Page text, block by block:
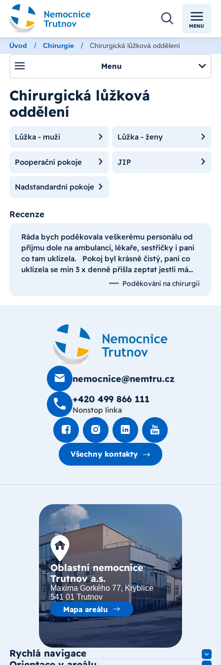
MENU
Úvod / Chirurgie / Chirurgická lůžková oddělení
Menu
Chirurgická lůžková
oddělení
Lůžka - muži Lůžka - ženy
Pooperační pokoje JIP
Nadstandardní pokoje
Recenze
Ráda bych poděkovala veškerému personálu od
příjmu dole na ambulanci, lékaře, sestřičky i paní
co tam uklízela. Pokoj byl krásně čistý, paní co
uklízela se min 3 x denně přišla zeptat jestli mám
dost čaje na pití. Operace proběhla skvěle, pan
sále a zdravotní bratr, co mě upevňoval na
operační lůžko. Cítila jsem z nich takový klid, že
ze mě spadl veškerý stres. Sestřičky se o mě
staraly s úsměvem na rtech a vždy s milým
slovem povzbuzení. Přístup a péči sestřiček bych
chtěla moc vyzdvihnout, jsou to vážně andělé.
Vaší nemocnici jsem si vybrala, protože manžel
byl v roce 2017 2 x hospitalizován na
chirurgickém oddělení a vždy velká spokojenost.
A, i když to k Vám máme skoro 100 km, budeme-
li potřebovat hospitalizaci na chirurgickém
oddělení a bude čas na výběr, určitě to bude zase
nemocnice v Trutnově. Ještě jednou srdečně
děkuji za Vaši péči. M.H.
Poděkování na chirurgii
nemocnice@nemtru.cz
+420 499 8­66 111
Nonstop linka
Všechny kontakty
Oblastní nemocnice
Trutnov a.s.
Maxima Gorkého 77, Kryblice
541 01 Trutnov
Mapa areálu
Rychlá navigace